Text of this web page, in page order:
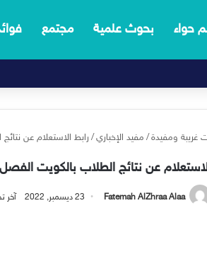
حواء بحوث علمية مجتمع
غريبة ومفيدة/ مفيد الإخباري/ رابط الاستعلام عن
عن نتائج الطلاب بالكويت
Fatemah AlZhraa Alaa 23 ديسمبر, 2022 آخر تحديث: